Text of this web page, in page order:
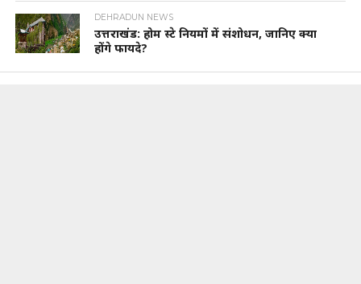
DEHRADUN NEWS
उत्तराखंड: होम स्टे नियमों में संशोधन, जानिए क्या
होंगे फायदे?